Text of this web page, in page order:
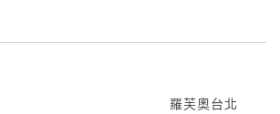
羅芙奧台北